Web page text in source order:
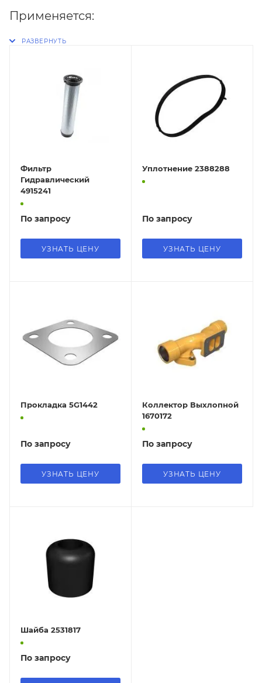
Применяется:
Фильтр
Гидравлический
4915241
По запросу
УЗНАТЬ ЦЕНУ
Уплотнение 2388288
По запросу
УЗНАТЬ ЦЕНУ
Прокладка 5G1442
По запросу
УЗНАТЬ ЦЕНУ
Коллектор Выхлопной
1670172
По запросу
УЗНАТЬ ЦЕНУ
Шайба 2531817
По запросу